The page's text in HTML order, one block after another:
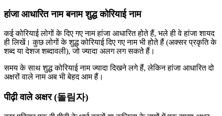
हांजा आधारित नाम बनाम शुद्ध कोरियाई नाम
कई कोरियाई लोगों के दिए गए नाम हांजा आधारित होते हैं, भले ही वे हांजा शायद
ही लिखें। कुछ लोगों के शुद्ध कोरियाई दिए गए नाम भी होते हैं (अक्सर प्रकृति के
शब्द या देशज शब्दावली), जो ज्यादा अलग लग सकते हैं।
समय के साथ शुद्ध कोरियाई नाम ज्यादा दिखने लगे हैं, लेकिन हांजा आधारित दो
अक्षरों वाले नाम अब भी बेहद आम हैं।
पीढ़ी वाले अक्षर (돌림자)